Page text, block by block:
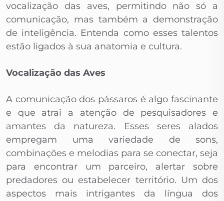
vocalização das aves, permitindo não só a
comunicação, mas também a demonstração
de inteligência. Entenda como esses talentos
estão ligados à sua anatomia e cultura.
Vocalização das Aves
A comunicação dos pássaros é algo fascinante
e que atrai a atenção de pesquisadores e
amantes da natureza. Esses seres alados
empregam uma variedade de sons,
combinações e melodias para se conectar, seja
para encontrar um parceiro, alertar sobre
predadores ou estabelecer território. Um dos
aspectos mais intrigantes da língua dos